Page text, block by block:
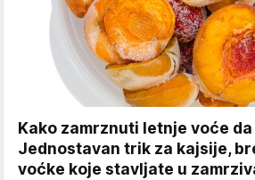
Kako zamrznuti letnje voće
Jednostavan trik za kajsije,
voćke koje stavljate u